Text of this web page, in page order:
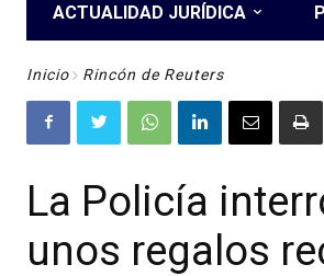
ACTUALIDAD JURÍDICA
Inicio Rincón de Reuters
La Policía
unos regalos